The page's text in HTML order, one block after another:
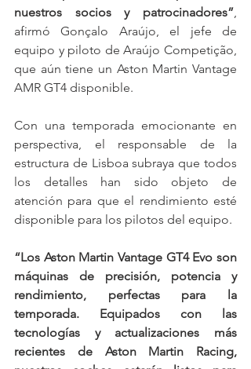
nuestros socios y patrocinadores”,
afirmó Gonçalo Araújo, el jefe de
equipo y piloto de Araújo Competição,
que aún tiene un Aston Martin Vantage
AMR GT4 disponible.
Con una temporada emocionante en
perspectiva, el responsable de la
estructura de Lisboa subraya que todos
los detalles han sido objeto de
atención para que el rendimiento esté
disponible para los pilotos del equipo.
“Los Aston Martin Vantage GT4 Evo son
máquinas de precisión, potencia y
rendimiento, perfectas para la
temporada. Equipados con las
tecnologías y actualizaciones más
recientes de Aston Martin Racing,